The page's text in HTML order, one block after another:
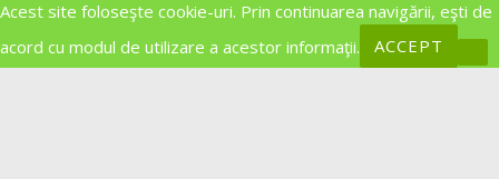
Acest site foloseşte cookie-uri. Prin continuarea navigării, eşti de
acord cu modul de utilizare a acestor informaţii.
ACCEPT